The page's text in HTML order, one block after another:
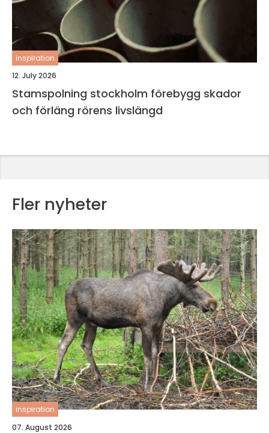
inspiration
12. July 2026
Stamspolning stockholm förebygg skador
och förläng rörens livslängd
Fler nyheter
inspiration
07. August 2026